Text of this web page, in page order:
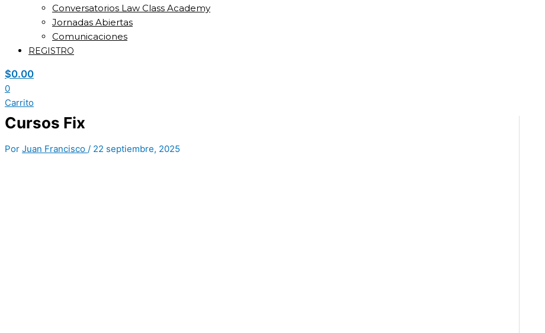
Conversatorios Law Class Academy
Jornadas Abiertas
Comunicaciones
REGISTRO
$0.00
0
Carrito
Cursos Fix
Por Juan Francisco / 22 septiembre, 2025